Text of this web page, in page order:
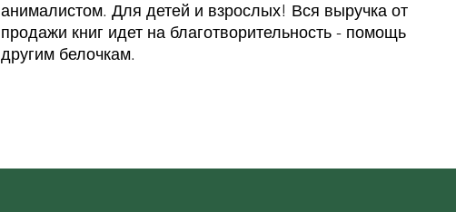
анималистом. Для детей и взрослых! Вся выручка от
продажи книг идет на благотворительность - помощь
другим белочкам.